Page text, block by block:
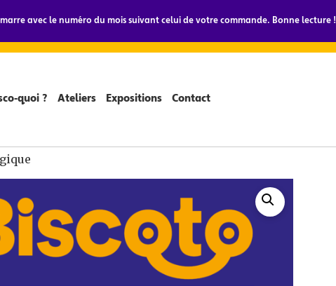
avec le numéro du mois suivant celui de votre commande. Bonne lecture !
quoi ? Ateliers Expositions Contact